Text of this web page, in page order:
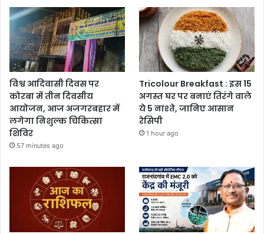
विश्व आदिवासी दिवस पर
कोरबा में तीन दिवसीय
आयोजन, आज अजगरबहार में
लगेगा निशुल्क चिकित्सा
शिविर
57 minutes ago
Tricolour Breakfast : इस 15
अगस्त घर पर बनाएं तिरंगे वाले
ये 5 नाश्ते, जानिए आसान
रेसिपी
1 hour ago